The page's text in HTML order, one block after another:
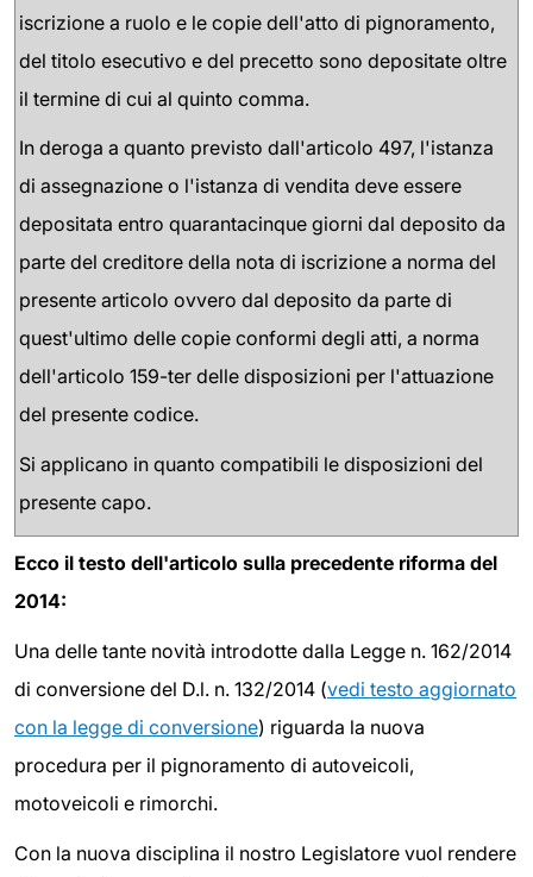
iscrizione a ruolo e le copie dell'atto di pignoramento,
del titolo esecutivo e del precetto sono depositate oltre
il termine di cui al quinto comma.
In deroga a quanto previsto dall'articolo 497, l'istanza
di assegnazione o l'istanza di vendita deve essere
depositata entro quarantacinque giorni dal deposito da
parte del creditore della nota di iscrizione a norma del
presente articolo ovvero dal deposito da parte di
quest'ultimo delle copie conformi degli atti, a norma
dell'articolo 159-ter delle disposizioni per l'attuazione
del presente codice.
Si applicano in quanto compatibili le disposizioni del
presente capo.
Ecco il testo dell'articolo sulla precedente riforma del
2014:
Una delle tante novità introdotte dalla Legge n. 162/2014
di conversione del D.l. n. 132/2014 (vedi testo aggiornato
con la legge di conversione) riguarda la nuova
procedura per il pignoramento di autoveicoli,
motoveicoli e rimorchi.
Con la nuova disciplina il nostro Legislatore vuol rendere